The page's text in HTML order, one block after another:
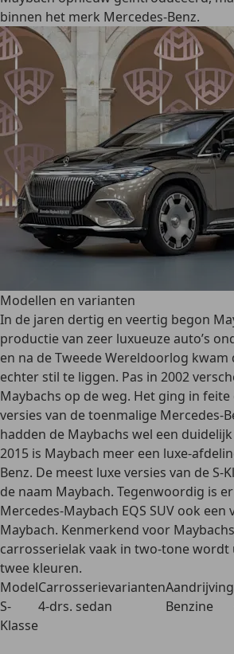
binnen het merk Mercedes-Benz.
Modellen en varianten
In de jaren dertig en veertig begon
productie van zeer luxueuze auto’s
en na de Tweede Wereldoorlog
echter stil te liggen. Pas in 2002
Maybachs op de weg. Het ging in
versies van de toenmalige Mercedes-
hadden de Maybachs wel een
2015 is Maybach meer een luxe-
Benz. De meest luxe versies van de S-
de naam Maybach. Tegenwoordig is
Mercedes-Maybach EQS SUV ook een
Maybach. Kenmerkend voor
carrosserielak vaak in two-tone wordt
twee kleuren.
ModelCarrosserievariantenAandrijving
S-
Klasse
4-drs. sedan Benzine